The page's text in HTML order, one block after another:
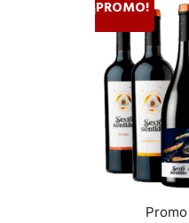
¡PROMO!